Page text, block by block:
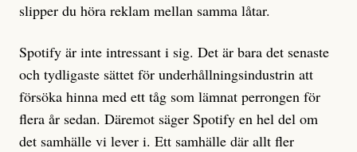
slipper du höra reklam mellan samma låtar.
Spotify är inte intressant i sig. Det är bara det senaste
och tydligaste sättet för underhållnings­industrin att
försöka hinna med ett tåg som lämnat perrongen för
flera år sedan. Däremot säger Spotify en hel del om
det samhälle vi lever i. Ett samhälle där allt fler